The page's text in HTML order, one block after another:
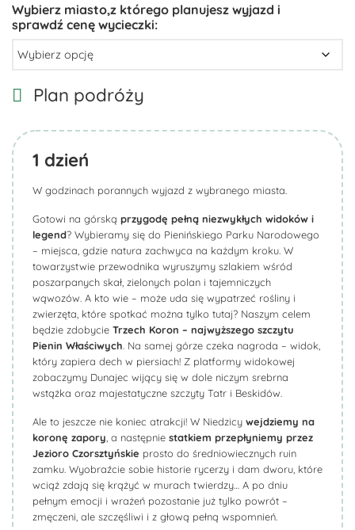
Plan podróży
1 dzień
W godzinach porannych wyjazd z wybranego miasta.
Gotowi na górską przygodę pełną niezwykłych widoków i
legend? Wybieramy się do Pienińskiego Parku Narodowego
– miejsca, gdzie natura zachwyca na każdym kroku. W
towarzystwie przewodnika wyruszymy szlakiem wśród
poszarpanych skał, zielonych polan i tajemniczych
wąwozów. A kto wie – może uda się wypatrzeć rośliny i
zwierzęta, które spotkać można tylko tutaj? Naszym celem
będzie zdobycie Trzech Koron – najwyższego szczytu
Pienin Właściwych . Na samej górze czeka nagroda – widok,
który zapiera dech w piersiach! Z platformy widokowej
zobaczymy Dunajec wijący się w dole niczym srebrna
wstążka oraz majestatyczne szczyty Tatr i Beskidów.
Ale to jeszcze nie koniec atrakcji! W Niedzicy wejdziemy na
koronę zapory , a następnie statkiem przepłyniemy przez
Jezioro Czorsztyńskie prosto do średniowiecznych ruin
zamku. Wyobraźcie sobie historie rycerzy i dam dworu, które
wciąż zdają się krążyć w murach twierdzy… A po dniu
pełnym emocji i wrażeń pozostanie już tylko powrót –
zmęczeni, ale szczęśliwi i z głową pełną wspomnień.